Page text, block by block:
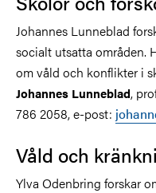
Johannes Lunneblad
socialt utsatta områden.
om våld och konflikter i
Johannes Lunneblad,
786 2058, e-post:
Våld och
Ylva Odenbring forskar